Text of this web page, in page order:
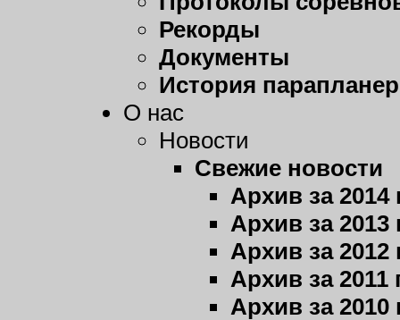
Рекорды
Документы
История
О нас
Новости
Свежие новости
Архив за 2014
Архив за 2013
Архив за 2012
Архив за 2011
Архив за 2010